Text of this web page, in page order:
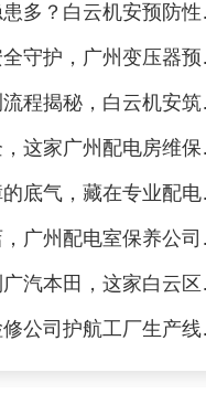
酒店
养老
医院电
从机
工厂电力
从机
从白云
白云区电
配电房维保案例|防备
房要求检修服务，支